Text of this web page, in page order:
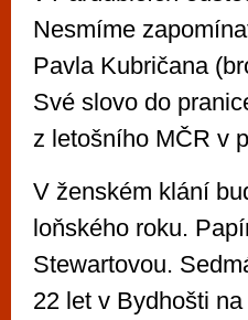
Nesmíme
Pavla Kubričana
Své slovo do
z letošního MČR v
V ženském klání
loňského roku.
Stewartovou.
22 let v Bydhošti